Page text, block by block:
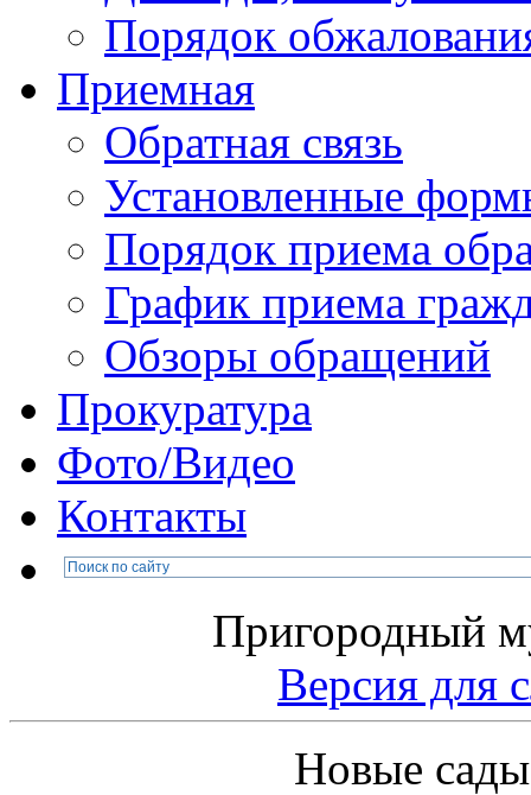
Порядок
Приемная
Обратная связь
Установленные
Порядок приема
График приема
Обзоры обращений
Прокуратура
Фото/Видео
Контакты
Пригородный
Версия
Новые сады